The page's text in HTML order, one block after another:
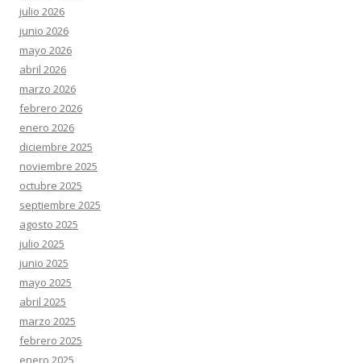
julio 2026
junio 2026
mayo 2026
abril 2026
marzo 2026
febrero 2026
enero 2026
diciembre 2025
noviembre 2025
octubre 2025
septiembre 2025
agosto 2025
julio 2025
junio 2025
mayo 2025
abril 2025
marzo 2025
febrero 2025
enero 2025